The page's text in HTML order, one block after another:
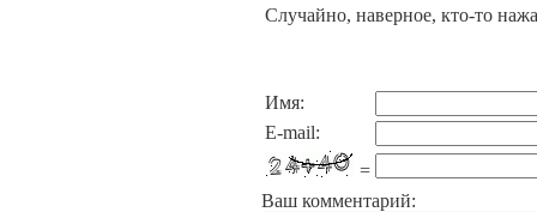
Случайно, наверное, кто-то
Имя:
E-mail:
=
Ваш комментарий: